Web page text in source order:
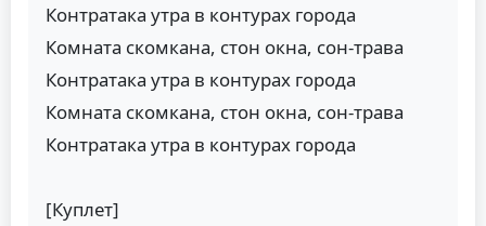
Контратака утра в контурах города
Комната скомкана, стон окна, сон-трава
Контратака утра в контурах города
Комната скомкана, стон окна, сон-трава
Контратака утра в контурах города
[Куплет]